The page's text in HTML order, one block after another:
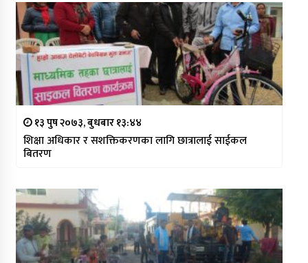
१३ पुष २०७३, बुधबार १३:४४
शिक्षा अधिकार र सशक्तिकरणका लागि छात्रालाई साईकल
बितरण